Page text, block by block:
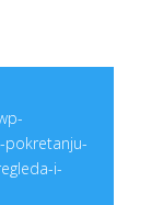
i-